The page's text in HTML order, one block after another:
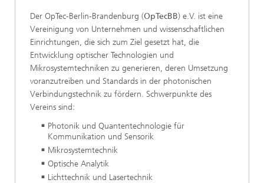
Der OpTec-Berlin-Brandenburg (OpTecBB) e.V. ist eine
Vereinigung von Unternehmen und wissenschaftlichen
Einrichtungen, die sich zum Ziel gesetzt hat, die
Entwicklung optischer Technologien und
Mikrosystemtechniken zu generieren, deren Umsetzung
voranzutreiben und Standards in der photonischen
Verbindungstechnik zu fördern. Schwerpunkte des
Vereins sind:
Photonik und Quantentechnologie für
Kommunikation und Sensorik
Mikrosystemtechnik
Optische Analytik
Lichttechnik und Lasertechnik